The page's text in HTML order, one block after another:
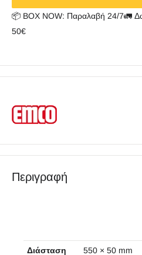
📦 BOX NOW: Παραλαβή 24/7🚛
50€
Περιγραφή
Διάσταση 550 × 50 mm